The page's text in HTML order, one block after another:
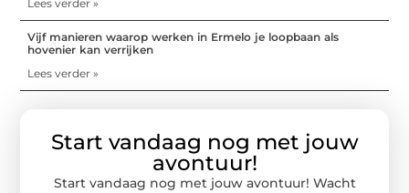
Lees verder »
Vijf manieren waarop werken in Ermelo je loopbaan als
hovenier kan verrijken
Lees verder »
Start vandaag nog met jouw
avontuur!
Start vandaag nog met jouw avontuur! Wacht